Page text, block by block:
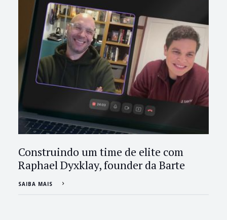
Construindo um time de elite com
Raphael Dyxklay, founder da Barte
SAIBA MAIS